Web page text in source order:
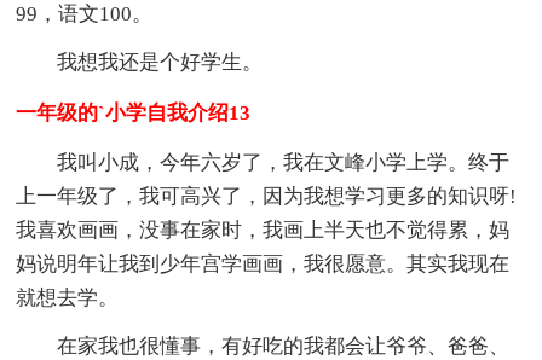
99，语文100。
我想我还是个好学生。
一年级的`小学自我介绍13
我叫小成，今年六岁了，我在文峰小学上学。终于
上一年级了，我可高兴了，因为我想学习更多的知识呀!
我喜欢画画，没事在家时，我画上半天也不觉得累，妈
妈说明年让我到少年宫学画画，我很愿意。其实我现在
就想去学。
在家我也很懂事，有好吃的我都会让爷爷、爸爸、